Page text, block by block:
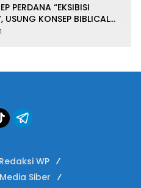
PERDANA “EKSIBISI
USUNG KONSEP BIBLICAL
6 TRACK
Redaksi WP
Siber